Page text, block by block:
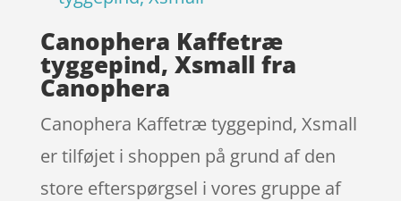
Canophera Kaffetræ
tyggepind, Xsmall fra
Canophera
Canophera Kaffetræ tyggepind, Xsmall
er tilføjet i shoppen på grund af den
store efterspørgsel i vores gruppe af